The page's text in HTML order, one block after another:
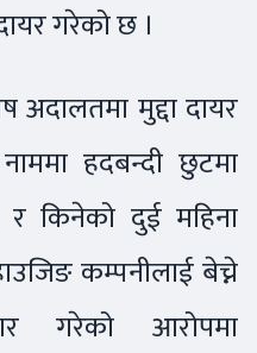
गरेको छ ।
अदालतमा मुद्दा दायर
हदबन्दी छुटमा
र किनेको दुई महिना
कम्पनीलाई बेच्ने
गरेको आरोपमा